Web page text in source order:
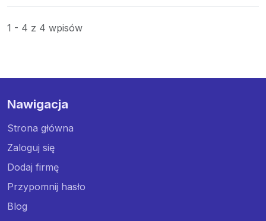
1 - 4 z 4 wpisów
Nawigacja
Strona główna
Zaloguj się
Dodaj firmę
Przypomnij hasło
Blog